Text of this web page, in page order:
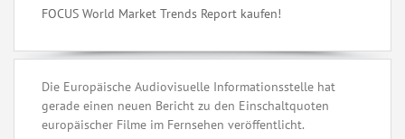
FOCUS World Market Trends Report kaufen!
Die Europäische Audiovisuelle Informationsstelle hat
gerade einen neuen Bericht zu den Einschaltquoten
europäischer Filme im Fernsehen veröffentlicht.